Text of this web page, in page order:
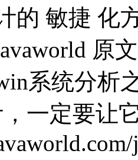
的 敏捷 化
原
系统分析
一定要让